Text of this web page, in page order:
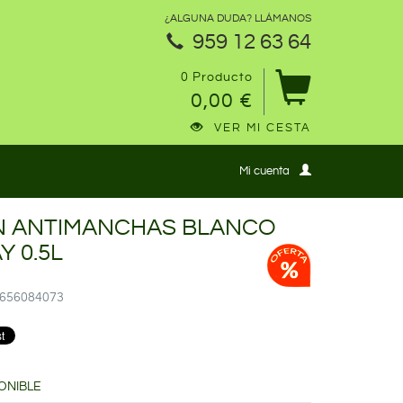
¿ALGUNA DUDA? LLÁMANOS
959 12 63 64
0 Producto
0,00 €
VER MI CESTA
Mi cuenta
ANTIMANCHAS BLANCO
0.5L